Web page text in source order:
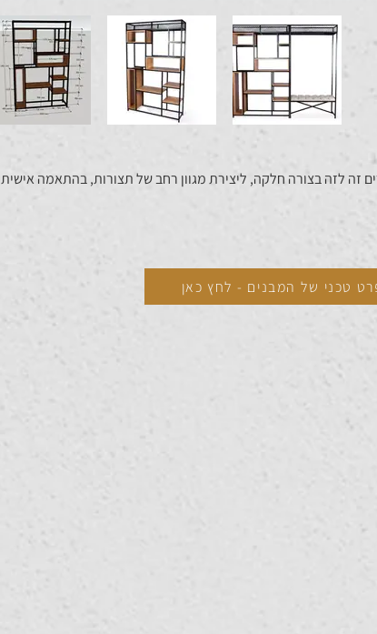
זה לזה בצורה חלקה, ליצירת מגוון רחב של תצורות, בהתאמה אישית
טכני של המבנים - לחץ כאן